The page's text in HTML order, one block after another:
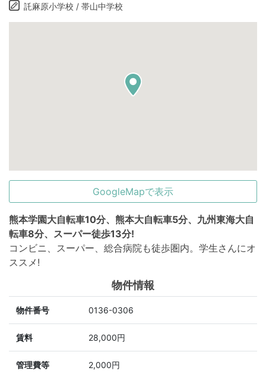
託麻原小学校 / 帯山中学校
GoogleMapで表示
熊本学園大自転車10分、熊本大自転車5分、九州東海大自
転車8分、スーパー徒歩13分!
コンビニ、スーパー、総合病院も徒歩圏内。学生さんにオ
ススメ!
物件情報
物件番号 0136-0306
賃料 28,000円
管理費等 2,000円